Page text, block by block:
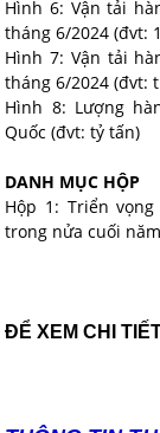
Hình 6: Vận tải
tháng 6/2024 (đvt:
Hình 7: Vận tải
tháng 6/2024 (đvt:
Hình 8: Lượng
Quốc (đvt: tỷ tấn)
DANH MỤC HỘP
Hộp 1: Triển
trong nửa cuối
ĐỂ XEM CHI